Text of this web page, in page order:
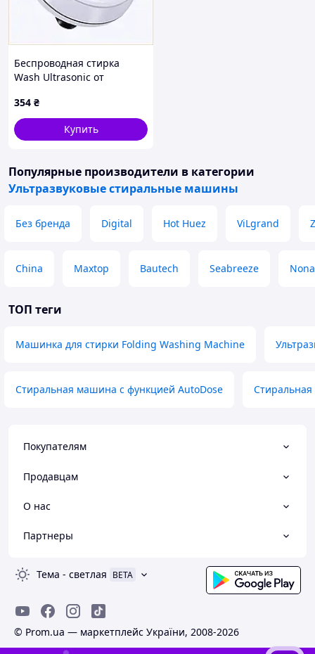
Беспроводная стирка
Wash Ultrasonic от
B8P51M5850
354 ₴
Купить
Популярные производители в категории
Ультразвуковые стиральные машины
Без бренда Digital Hot Huez ViLgrand
China Maxtop Bautech Seabreeze
ТОП теги
Машинка для стирки Folding Washing Machine
Стиральная машина с функцией AutoDose
Покупателям
Продавцам
О нас
Партнеры
Тема - светлая BETA
© Prom.ua — маркетплейс України, 2008-2026